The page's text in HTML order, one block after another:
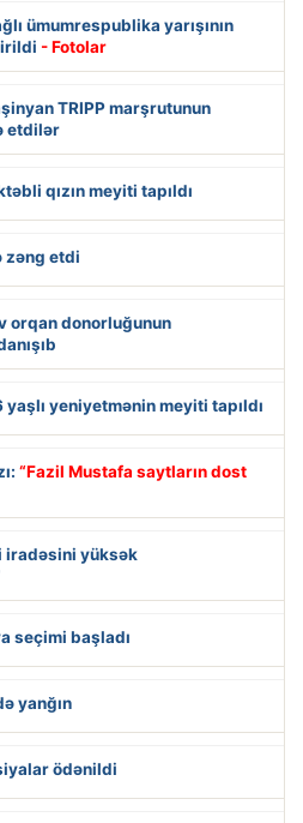
ümumrespublika yarışının
- Fotolar
TRIPP marşrutunun
etdilər
qızın meyiti tapıldı
zəng etdi
orqan donorluğunun
yeniyetmənin meyiti tapıldı
“Fazil Mustafa saytların dost
iradəsini yüksək
seçimi başladı
yanğın
ödənildi